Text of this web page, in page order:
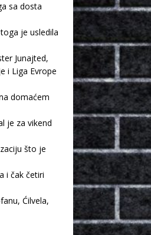
sa dosta
je usledila
Junajted,
i Liga Evrope
domaćem
je za vikend
što je
i čak četiri
Ćilvela,